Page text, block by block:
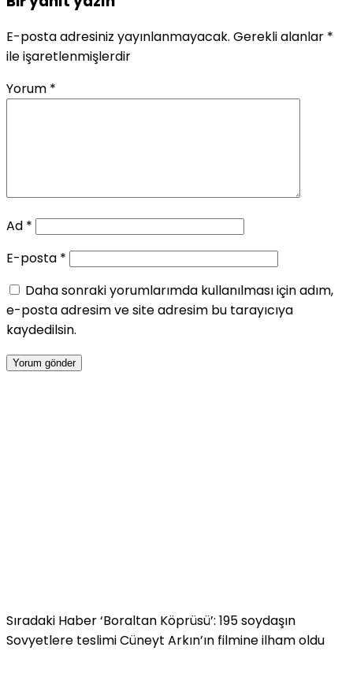
E-posta adresiniz yayınlanmayacak. Gerekli alanlar *
ile işaretlenmişlerdir
Yorum *
Ad *
E-posta *
Daha sonraki yorumlarımda kullanılması için adım,
e-posta adresim ve site adresim bu tarayıcıya
kaydedilsin.
Sıradaki Haber‘Boraltan Köprüsü’: 195 soydaşın
Sovyetlere teslimi Cüneyt Arkın’ın filmine ilham oldu